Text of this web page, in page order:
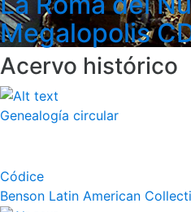
Megalopolis
Acervo histórico
Genealogía circular
Códice
Benson Latin American